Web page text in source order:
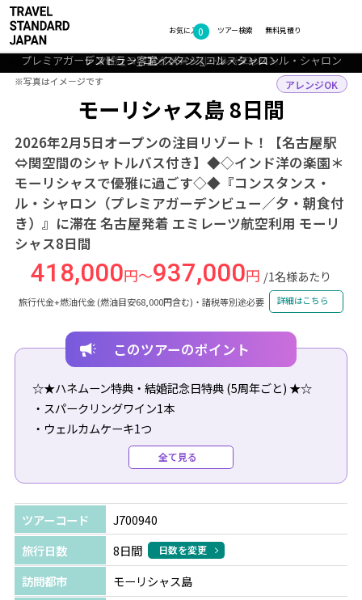
お気に入り
0 無料見積り
ツアー検索
TOP 中近東・アフリカ モーリシャス モーリシャス島 ツアー詳細
モーリシャス島 8日間
2026年2月5日オープンの注目リゾート！【名古屋駅
⇔関空間のシャトルバス付き】◆◇インド洋の楽園＊
モーリシャスで優雅に過ごす◇◆『コンスタンス・
ル・シャロン（プレミアガーデンビュー／夕・朝食付
き）』に滞在 名古屋発着 エミレーツ航空利用 モーリ
シャス8日間
アレンジOK
418,000円～937,000円 /1名様あたり
旅行代金+燃油代金 (燃油目安68,000円含む)・諸税等別途必要 詳細はこちら
プールサイド_コンスタンス・ル・シャロン
ブルーベイの透き通った海(モーリシャス)
外観_コンスタンス・ル・シャロン
プレミアガーデンビュー客室イメ－ジ_コンスタンス・ル・シャロン
レストラン_コンスタンス・ル・シャロン
フォトギャラリー
※写真はイメージです
※写真はイメージです
このツアーのポイント
☆★ハネムーン特典・結婚記念日特典 (5周年ごと) ★☆
・スパークリングワイン1本
・ウェルカムケーキ1つ
・お1人様につき30分間のスパトリートメント
（コンスタンス・スパ予約時間：9:30～14:00）
・ロマンティック朝食1回
・キャンドルライトディナー1回（特別メニュー）
・ロマンティックバスとスペシャルターンダウン（それぞ
れ1回）
※ご入籍後12ヶ月以内、またはアニバーサリー前後6か月
全て見る
ツアーコード
J700940
旅行日数
8日間 日数を変更
訪問都市
モーリシャス島